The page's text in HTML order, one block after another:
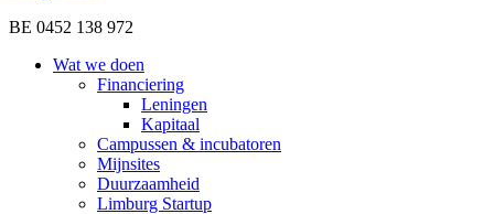
BE 0452 138 972
Wat we doen
Financiering
Leningen
Kapitaal
Campussen & incubatoren
Mijnsites
Duurzaamheid
Limburg Startup